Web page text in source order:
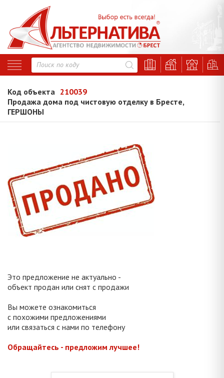
Код объекта 210039
Продажа дома под чистовую отделку в Бресте,
ГЕРШОНЫ
Это предложение не актуально -
объект продан или снят с продажи
Вы можете ознакомиться
с похожими предложениями
или связаться с нами по телефону
Обращайтесь - предложим лучшее!